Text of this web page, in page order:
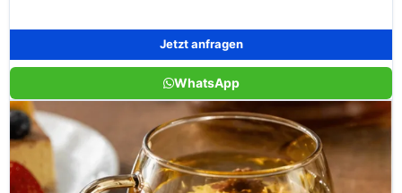
Jetzt anfragen
WhatsApp